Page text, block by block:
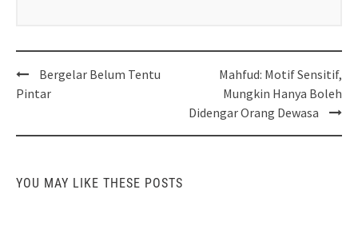
Post
navigation
Bergelar Belum Tentu
Pintar
Mahfud: Motif Sensitif,
Mungkin Hanya Boleh
Didengar Orang Dewasa
YOU MAY LIKE THESE POSTS